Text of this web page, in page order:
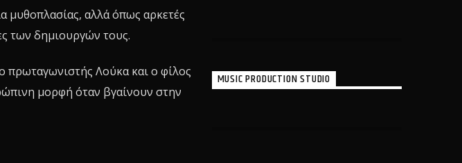
μυθοπλασίας, αλλά όπως αρκετές
των δημιουργών τους.
πρωταγωνιστής Λούκα και ο φίλος
μορφή όταν βγαίνουν στην
MUSIC PRODUCTION STUDIO